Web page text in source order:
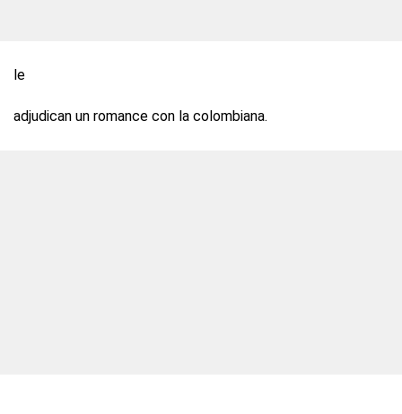
le
adjudican un romance con la colombiana.